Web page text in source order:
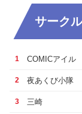
サーク
1 COMICアイル
2 夜あくび小隊
3 三崎